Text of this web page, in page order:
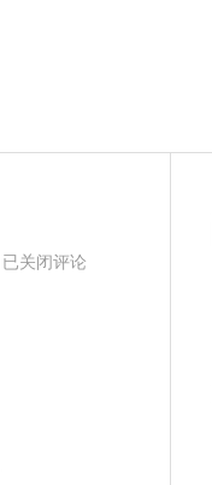
泡
已关闭评论